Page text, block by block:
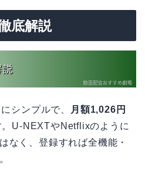
底解説
シンプルで、
月額1,026円
。U-NEXTやNetflixのように
なく、登録すれば全機能・